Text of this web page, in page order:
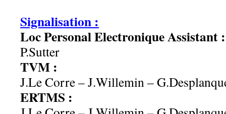
Signalisation :
Loc Personal Electronique Assistant :
P.Sutter
TVM :
J.Le Corre – J.Willemin –
ERTMS :